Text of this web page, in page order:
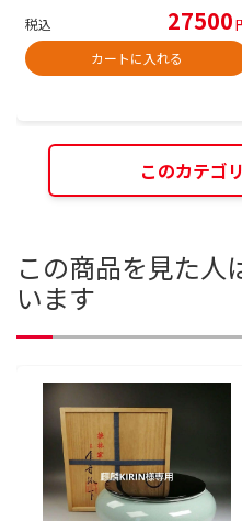
税込 27500
カートに入れる
このカテゴ
この商品を見た人
います